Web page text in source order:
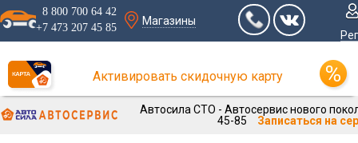
8 800 700 64 42
+7 473 207 45 85
Магазины
Активировать скидочную карту
Автосила СТО - Автосервис нового
45-85
Записаться на